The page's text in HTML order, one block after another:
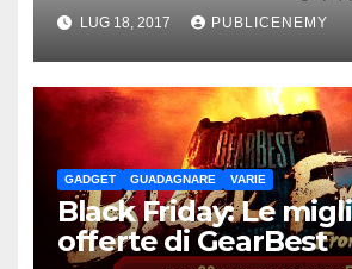
LUG 18, 2017 PUBLICENEMY
GADGET GUADAGNARE VARIE
Black Friday: Le
offerte di GearBest